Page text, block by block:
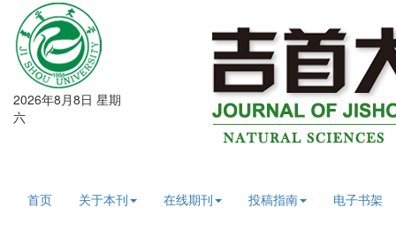
2026年8月8日 星期
六
首页 关于本刊 在线期刊 投稿指南 电子书架